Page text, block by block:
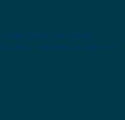
come ottenere il tuo massimo
sportiva, nella maniera più efficace e